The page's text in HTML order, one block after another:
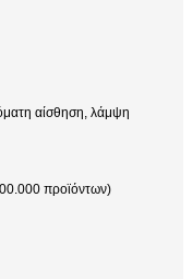
αίσθηση, λάμψη
προϊόντων)